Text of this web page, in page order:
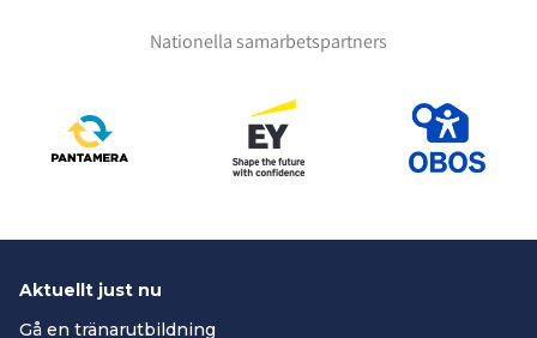
Nationella samarbetspartners
Aktuellt just nu
Gå en tränarutbildning